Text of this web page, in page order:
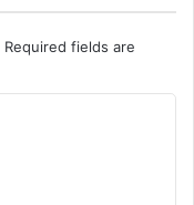
Required fields are